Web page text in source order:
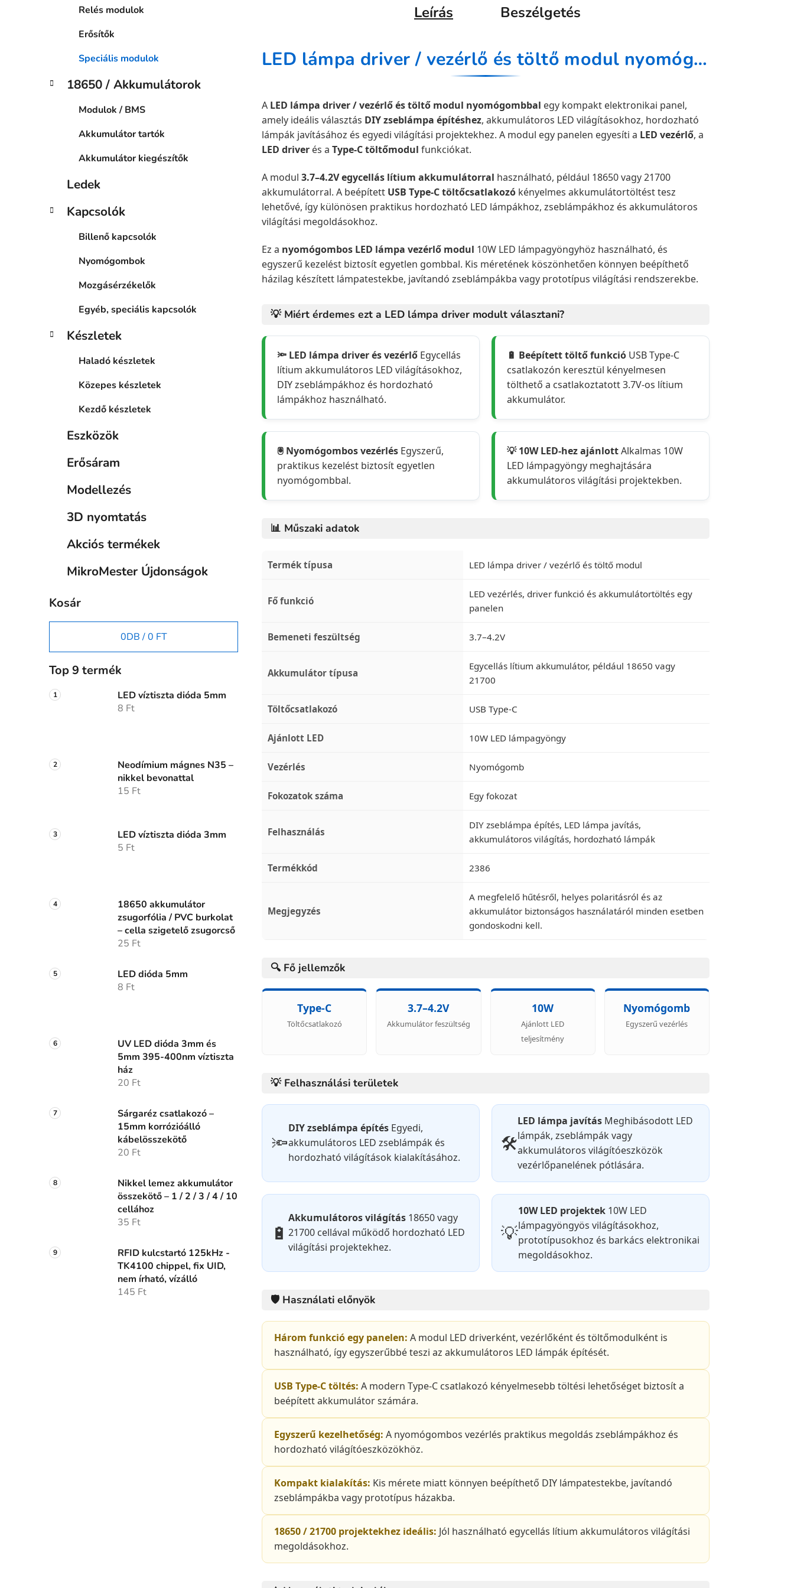
Relés modulok
Erősítők
Speciális modulok
18650 / Akkumulátorok
Modulok / BMS
Akkumulátor tartók
Akkumulátor kiegészítők
Ledek
Kapcsolók
Billenő kapcsolók
Nyomógombok
Mozgásérzékelők
Egyéb, speciális kapcsolók
Készletek
Haladó készletek
Közepes készletek
Kezdő készletek
Eszközök
Erősáram
Modellezés
3D nyomtatás
Akciós termékek
MikroMester Újdonságok
Kosár
0DB /0 FT
Top 9 termék
LED víztiszta dióda 5mm
8 Ft
Neodímium mágnes N35 –
nikkel bevonattal
15 Ft
LED víztiszta dióda 3mm
5 Ft
18650 akkumulátor
zsugorfólia / PVC burkolat
– cella szigetelő zsugorcső
25 Ft
LED dióda 5mm
8 Ft
UV LED dióda 3mm és
5mm 395-400nm víztiszta
ház
20 Ft
Sárgaréz csatlakozó –
15mm korrózióálló
kábelösszekötő
20 Ft
Nikkel lemez akkumulátor
összekötő – 1 / 2 / 3 / 4 / 10
cellához
35 Ft
RFID kulcstartó 125kHz -
TK4100 chippel, fix UID,
nem írható, vízálló
145 Ft
Leírás Beszélgetés
LED lámpa driver / vezérlő és töltő modul nyomógombbal – Type-C, 3.7–4.2V, 10W LED-hez
A LED lámpa driver / vezérlő és töltő modul nyomógombbal egy kompakt elektronikai panel,
amely ideális választás DIY zseblámpa építéshez, akkumulátoros LED világításokhoz, hordozható
lámpák javításához és egyedi világítási projektekhez. A modul egy panelen egyesíti a LED vezérlő, a
LED driver és a Type-C töltőmodul funkciókat.
A modul 3.7–4.2V egycellás lítium akkumulátorral használható, például 18650 vagy 21700
akkumulátorral. A beépített USB Type-C töltőcsatlakozó kényelmes akkumulátortöltést tesz
lehetővé, így különösen praktikus hordozható LED lámpákhoz, zseblámpákhoz és akkumulátoros
világítási megoldásokhoz.
Ez a nyomógombos LED lámpa vezérlő modul 10W LED lámpagyöngyhöz használható, és
egyszerű kezelést biztosít egyetlen gombbal. Kis méretének köszönhetően könnyen beépíthető
házilag készített lámpatestekbe, javítandó zseblámpákba vagy prototípus világítási rendszerekbe.
💡 Miért érdemes ezt a LED lámpa driver modult választani?
🔦 LED lámpa driver és vezérlő Egycellás
lítium akkumulátoros LED világításokhoz,
DIY zseblámpákhoz és hordozható
lámpákhoz használható.
🔋 Beépített töltő funkció USB Type-C
csatlakozón keresztül kényelmesen
tölthető a csatlakoztatott 3.7V-os lítium
akkumulátor.
🖲️ Nyomógombos vezérlés Egyszerű,
praktikus kezelést biztosít egyetlen
nyomógombbal.
💡 10W LED-hez ajánlottAlkalmas 10W
LED lámpagyöngy meghajtására
akkumulátoros világítási projektekben.
📊 Műszaki adatok
Termék típusa LED lámpa driver / vezérlő és töltő modul
Fő funkció
LED vezérlés, driver funkció és akkumulátortöltés egy
panelen
Bemeneti feszültség 3.7–4.2V
Akkumulátor típusa
Egycellás lítium akkumulátor, például 18650 vagy
21700
Töltőcsatlakozó USB Type-C
Ajánlott LED 10W LED lámpagyöngy
Vezérlés Nyomógomb
Fokozatok száma Egy fokozat
Felhasználás
DIY zseblámpa építés, LED lámpa javítás,
akkumulátoros világítás, hordozható lámpák
Termékkód 2386
Megjegyzés
A megfelelő hűtésről, helyes polaritásról és az
akkumulátor biztonságos használatáról minden esetben
gondoskodni kell.
🔍 Fő jellemzők
Type-C
Töltőcsatlakozó
3.7–4.2V
Akkumulátor feszültség
10W
Ajánlott LED
teljesítmény
Nyomógomb
Egyszerű vezérlés
💡 Felhasználási területek
🔦
DIY zseblámpa építés Egyedi,
akkumulátoros LED zseblámpák és
hordozható világítások kialakításához.
🛠️
LED lámpa javítás Meghibásodott LED
lámpák, zseblámpák vagy
akkumulátoros világítóeszközök
vezérlőpanelének pótlására.
🔋
Akkumulátoros világítás 18650 vagy
21700 cellával működő hordozható LED
világítási projektekhez.
💡
10W LED projektek 10W LED
lámpagyöngyös világításokhoz,
prototípusokhoz és barkács elektronikai
megoldásokhoz.
🛡️ Használati előnyök
Három funkció egy panelen: A modul LED driverként, vezérlőként és töltőmodulként is
használható, így egyszerűbbé teszi az akkumulátoros LED lámpák építését.
USB Type-C töltés: A modern Type-C csatlakozó kényelmesebb töltési lehetőséget biztosít a
beépített akkumulátor számára.
Egyszerű kezelhetőség: A nyomógombos vezérlés praktikus megoldás zseblámpákhoz és
hordozható világítóeszközökhöz.
Kompakt kialakítás: Kis mérete miatt könnyen beépíthető DIY lámpatestekbe, javítandó
zseblámpákba vagy prototípus házakba.
18650 / 21700 projektekhez ideális: Jól használható egycellás lítium akkumulátoros világítási
megoldásokhoz.